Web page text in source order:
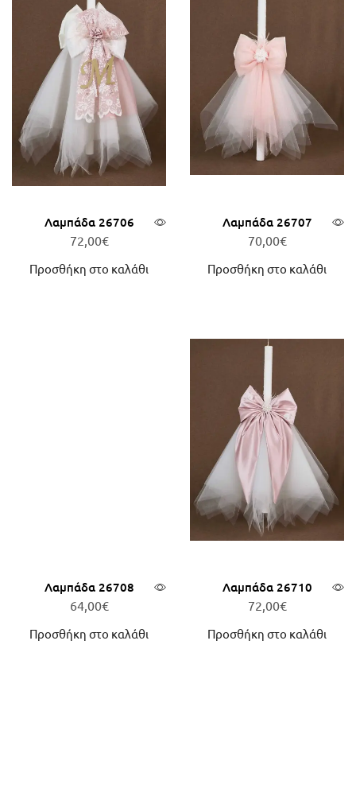
Λαμπάδα 26706
72,00€
Προσθήκη στο καλάθι
Λαμπάδα 26707
70,00€
Προσθήκη στο καλάθι
Λαμπάδα 26708
64,00€
Προσθήκη στο καλάθι
Λαμπάδα 26710
72,00€
Προσθήκη στο καλάθι